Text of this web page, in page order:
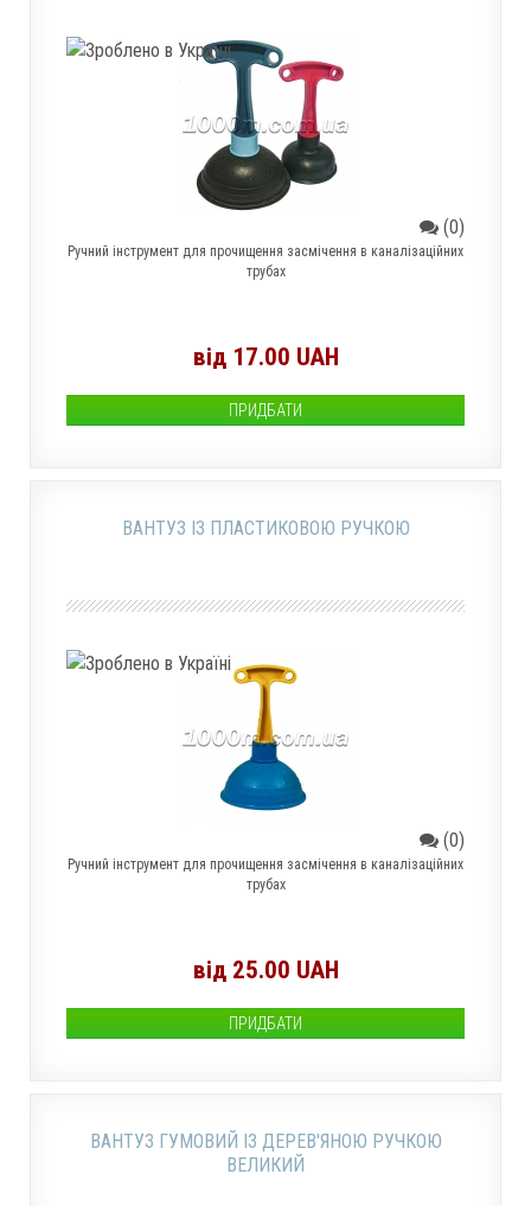
(0)
Ручний інструмент для прочищення засмічення в каналізаційних
трубах
від 17.00 UAH
ПРИДБАТИ
ВАНТУЗ ІЗ ПЛАСТИКОВОЮ РУЧКОЮ
(0)
Ручний інструмент для прочищення засмічення в каналізаційних
трубах
від 25.00 UAH
ПРИДБАТИ
ВАНТУЗ ГУМОВИЙ ІЗ ДЕРЕВ'ЯНОЮ РУЧКОЮ
ВЕЛИКИЙ